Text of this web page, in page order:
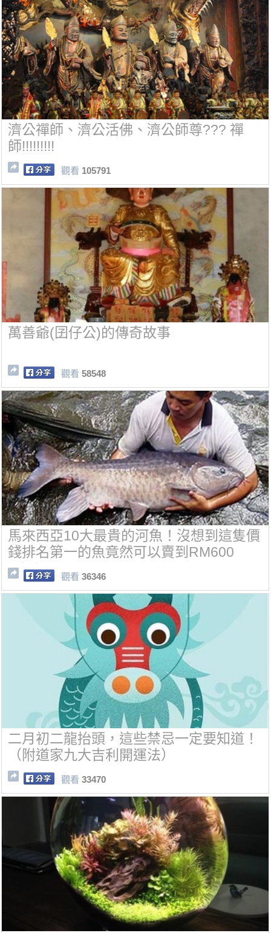
濟公禪師、濟公活佛、濟公師尊??? 禪
師!!!!!!!!!
觀看 105791
萬善爺(囝仔公)的傳奇故事
觀看 58548
馬來西亞10大最貴的河魚！沒想到這隻價
錢排名第一的魚竟然可以賣到RM600
0！！
觀看 36346
二月初二龍抬頭，這些禁忌一定要知道！
（附道家九大吉利開運法）
觀看 33470